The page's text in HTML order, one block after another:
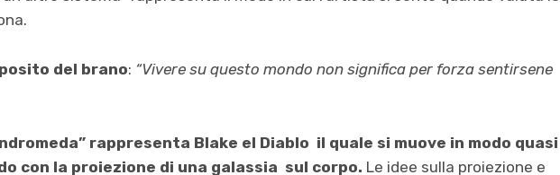
del brano: “Vivere su questo mondo non significa per forza sentirsene
rappresenta Blake el Diablo il quale si muove in modo quasi
con la proiezione di una galassia sul corpo. Le idee sulla proiezione e